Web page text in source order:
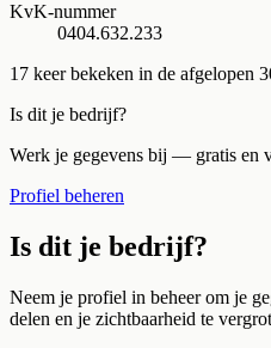
KvK-nummer
0404.632.233
17 keer bekeken in de afgelopen
Is dit je bedrijf?
Werk je gegevens bij — gratis en
Profiel beheren
Is dit je bedrijf?
Neem je profiel in beheer om je
delen en je zichtbaarheid te